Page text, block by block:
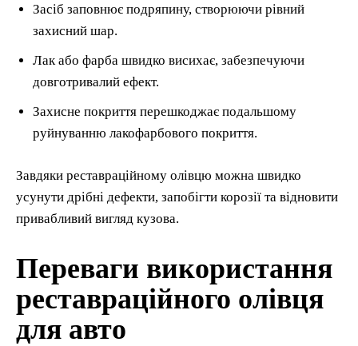
Засіб заповнює подряпину, створюючи рівний
захисний шар.
Лак або фарба швидко висихає, забезпечуючи
довготривалий ефект.
Захисне покриття перешкоджає подальшому
руйнуванню лакофарбового покриття.
Завдяки реставраційному олівцю можна швидко
усунути дрібні дефекти, запобігти корозії та відновити
привабливий вигляд кузова.
Переваги використання
реставраційного олівця
для авто